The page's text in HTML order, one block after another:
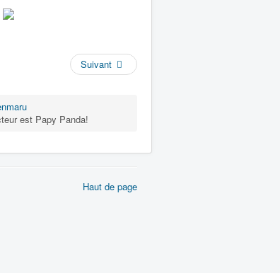
Suivant
est Papy Panda!
Haut de page